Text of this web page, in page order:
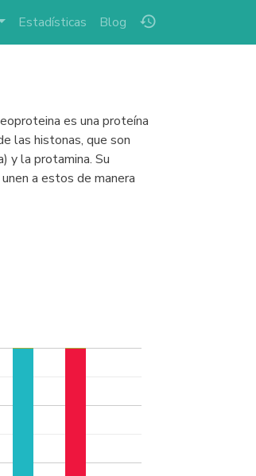
history
Estadísticas Blog
es una proteína
las histonas, que son
y la protamina. Su
a estos de manera